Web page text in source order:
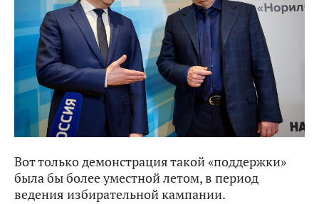
Вот только демонстрация такой «поддержки»
была бы более уместной летом, в период
ведения избирательной кампании.